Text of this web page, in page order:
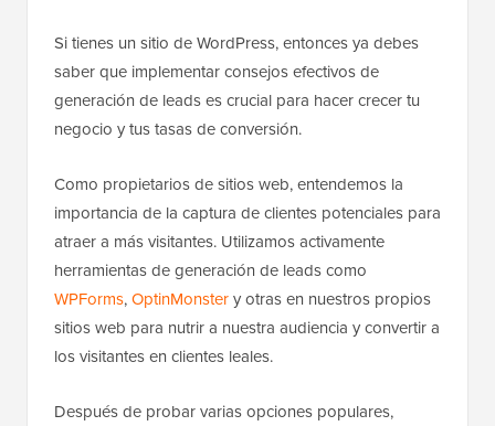
Si tienes un sitio de WordPress, entonces ya debes
saber que implementar consejos efectivos de
generación de leads es crucial para hacer crecer tu
negocio y tus tasas de conversión.
Como propietarios de sitios web, entendemos la
importancia de la captura de clientes potenciales para
atraer a más visitantes. Utilizamos activamente
herramientas de generación de leads como
WPForms,OptinMonstery otras en nuestros propios
sitios web para nutrir a nuestra audiencia y convertir a
los visitantes en clientes leales.
Después de probar varias opciones populares,